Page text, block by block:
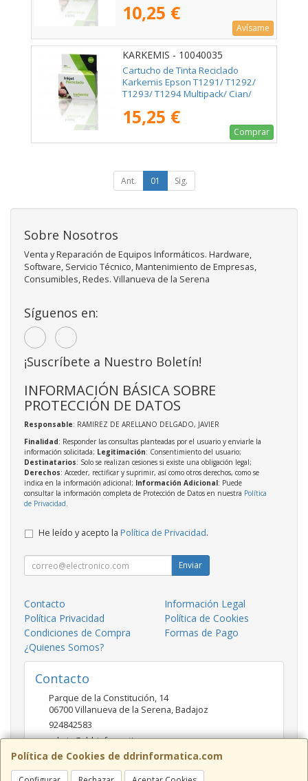
10,25 €
Avísame
KARKEMIS - 10040035
Cartucho de Tinta Reciclado
Karkemis Epson T1291/ T1292/
T1293/ T1294 Multipack/ Cian/
15,25 €
Comprar
Ant. 01 Sig.
Política de Cookies de ddrinformatica.com
Sobre Nosotros
Venta y Reparación de Equipos Informáticos. Hardware,
Software, Servicio Técnico, Mantenimiento de Empresas,
Consumibles, Redes. Villanueva de la Serena
Síguenos en:
¡Suscríbete a Nuestro Boletín!
INFORMACIÓN BÁSICA SOBRE
PROTECCIÓN DE DATOS
Responsable: RAMIREZ DE ARELLANO DELGADO, JAVIER
Finalidad: Responder las consultas planteadas por el usuario y enviarle la
información solicitada; Legitimación: Consentimiento del usuario;
Destinatarios: Solo se realizan cesiones si existe una obligación legal;
Derechos: Acceder, rectificar y suprimir, así como otros derechos, como se
indica en la información adicional; Información Adicional: Puede
consultar la información completa de Protección de Datos en nuestra Política
de Privacidad.
He leído y acepto la Política de Privacidad.
Enviar
Contacto
Información Legal
Política Privacidad
Política de Cookies
Condiciones de Compra
Formas de Pago
¿Quienes Somos?
Contacto
Parque de la Constitución, 14
06700Villanueva de la Serena,Badajoz
924842583
admin@ddrinformatica.com